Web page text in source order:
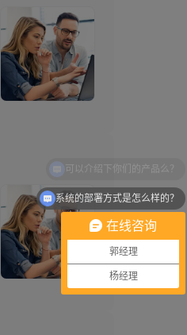
在线咨询
郭经理
杨经理
系统的部署方式是怎么样的？